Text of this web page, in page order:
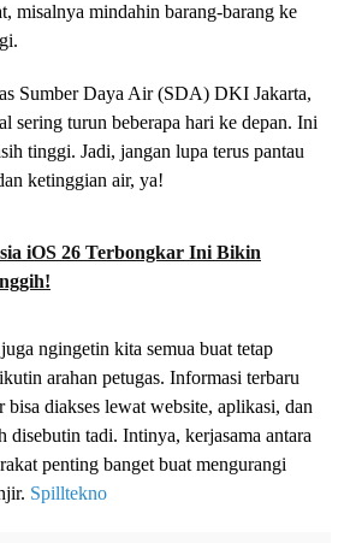
misalnya mindahin barang-barang ke
Sumber Daya Air (SDA) DKI Jakarta,
sering turun beberapa hari ke depan. Ini
tinggi. Jadi, jangan lupa terus pantau
ketinggian air, ya!
iOS 26 Terbongkar Ini Bikin
ngingetin kita semua buat tetap
arahan petugas. Informasi terbaru
bisa diakses lewat website, aplikasi, dan
disebutin tadi. Intinya, kerjasama antara
penting banget buat mengurangi
Spilltekno